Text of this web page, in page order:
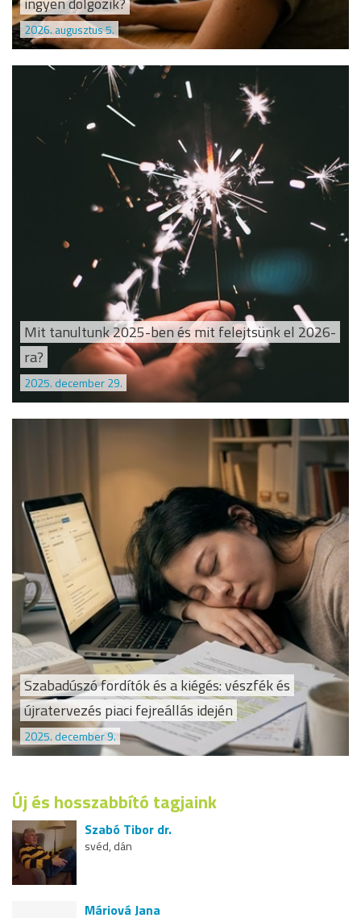
2026. augusztus 5.
Mit tanultunk 2025-ben és mit felejtsünk el 2026-
ra?
2025. december 29.
Szabadúszó fordítók és a kiégés: vészfék és
újratervezés piaci fejreállás idején
2025. december 9.
Új és hosszabbító tagjaink
Szabó Tibor dr.
svéd, dán
Máriová Jana